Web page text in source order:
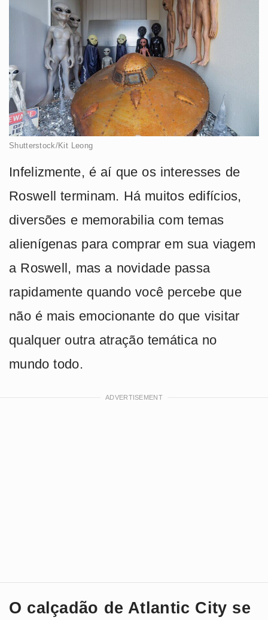
Shutterstock/Kit Leong
Infelizmente, é aí que os interesses de
Roswell terminam. Há muitos edifícios,
diversões e memorabilia com temas
alienígenas para comprar em sua viagem
a Roswell, mas a novidade passa
rapidamente quando você percebe que
não é mais emocionante do que visitar
qualquer outra atração temática no
mundo todo.
O calçadão de Atlantic City se